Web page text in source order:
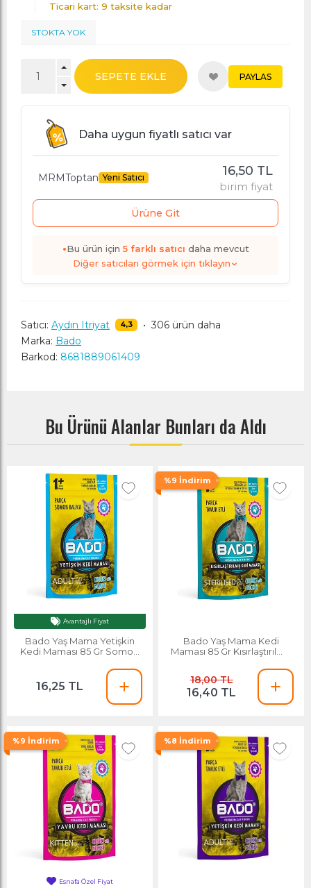
Ticari kart: 9 taksite kadar
STOKTA YOK
SEPETE EKLE PAYLAS
Daha uygun fiyatlı satıcı var
MRMToptan Yeni Satıcı 16,50 TL
birim fiyat
Ürüne Git
•Bu ürün için 5farklı satıcı daha mevcut
Diğer satıcıları görmek için tıklayın
Satıcı: Aydın Itriyat 4,3 • 306 ürün daha
Marka: Bado
Barkod: 8681889061409
Bu Ürünü Alanlar Bunları da Aldı
Ayın Yıldızı
Bado Yaş Mama Yetişkin
Kedi Maması 85 Gr Somon
16,25 TL
%9 İndirim
Bado Yaş Mama Kedi
Maması 85 Gr Kısırlaştırılmış
18,00 TL
16,40 TL
%9 İndirim
En Çok Satan
%8 İndirim